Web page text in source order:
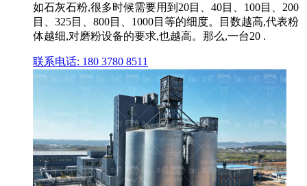
如石灰石粉,很多时候需要用到20目、40目、100目、200
目、325目、800目、1000目等的细度。目数越高,代表粉
体越细,对磨粉设备的要求,也越高。那么,一台20 .
联系电话: 180 3780 8511